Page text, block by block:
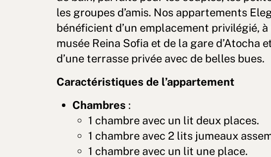
les groupes d’amis. Nos appartements
bénéficient d’un emplacement privilégié,
musée Reina Sofia et de la gare d’Atocha
d’une terrasse privée avec de belles bues.
Caractéristiques de l’appartement
Chambres :
1 chambre avec un lit deux places.
1 chambre avec 2 lits jumeaux
1 chambre avec un lit une place.